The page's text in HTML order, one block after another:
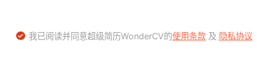
我已阅读并同意超级简历WonderCV的使用条款及 隐私协议